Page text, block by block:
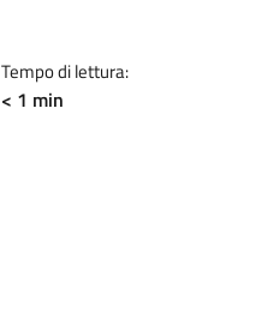
Tempo di lettura:
< 1 min